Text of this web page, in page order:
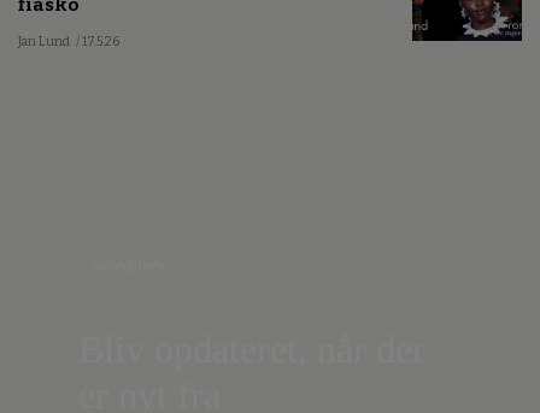
fiasko
Jan Lund / 17.5.26